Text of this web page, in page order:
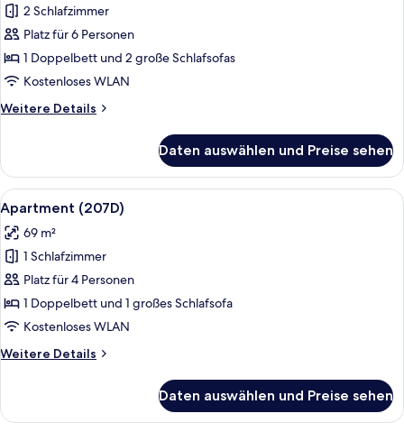
Apartment
(201E)
anzeigen
2 Schlafzimmer
Platz für 6 Personen
1 Doppelbett und 2 große Schlafsofas
Kostenloses WLAN
Weitere Details
Weitere
(201E)
Daten auswählen und Preise sehen
Alle
Fotos
für
Apartment
(207D)
anzeigen
Ein modernes Wohnzimmer mit
16
Apartment (207D)
69 m²
1 Schlafzimmer
Platz für 4 Personen
1 Doppelbett und 1 großes Schlafsofa
Kostenloses WLAN
Weitere Details
Weitere
(207D)
Daten auswählen und Preise sehen